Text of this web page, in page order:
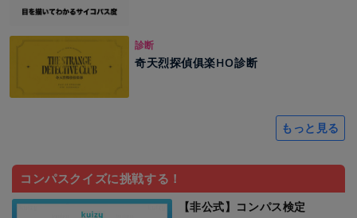
診断
奇天烈探偵俱楽HO診断
もっと見る
コンパスクイズに挑戦する！
【非公式】コンパス検定